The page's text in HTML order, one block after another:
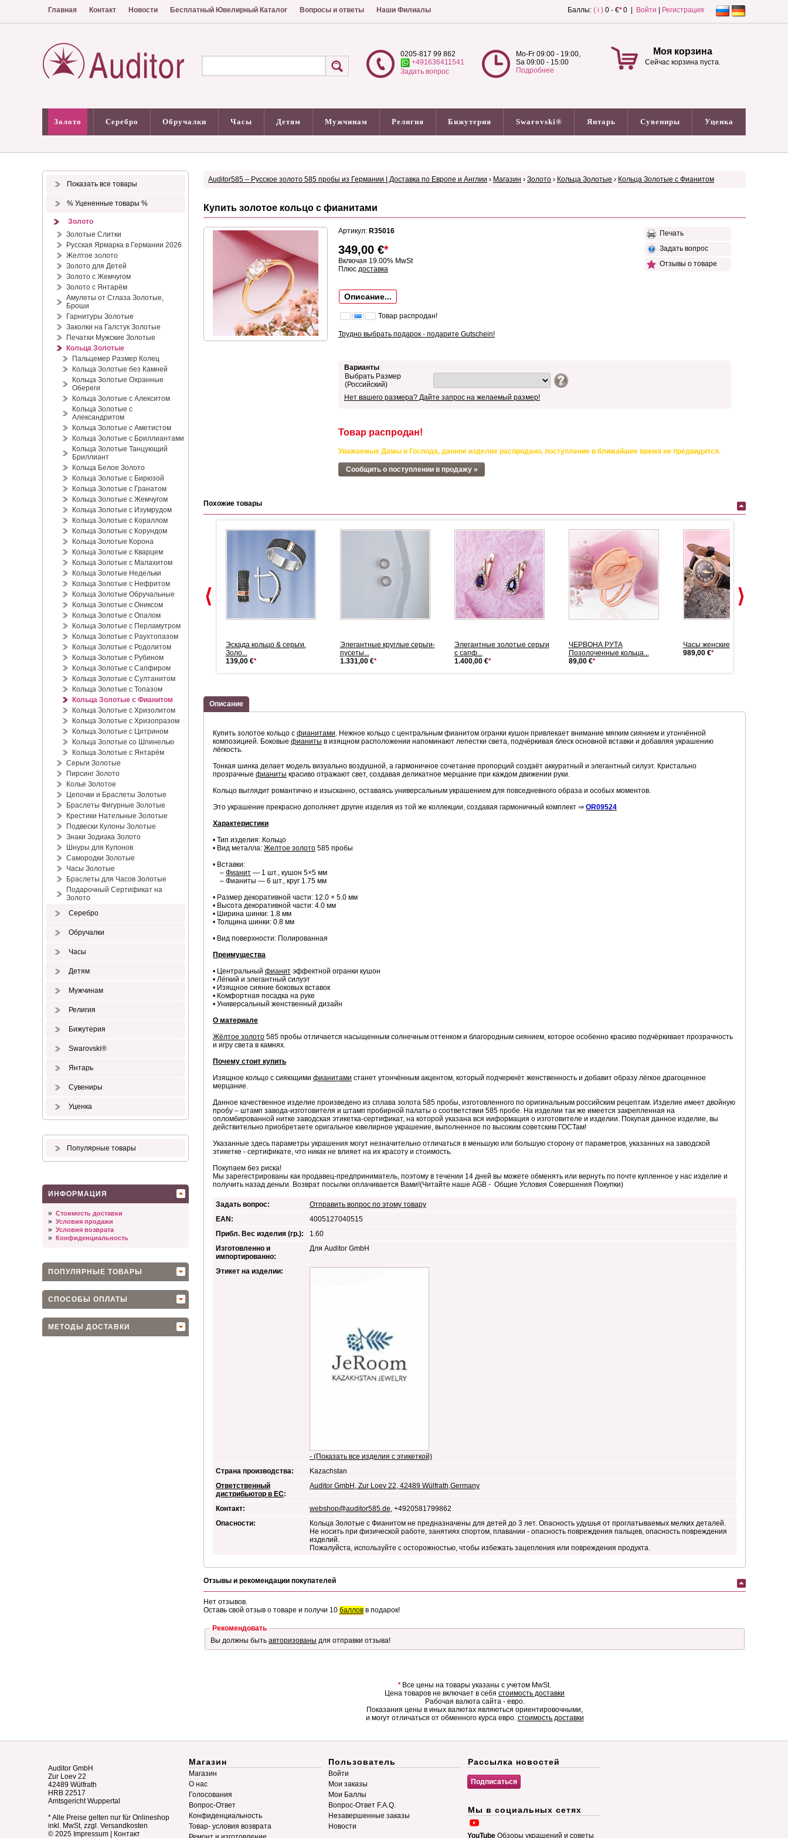
Главная Контакт Новости Бесплатный Ювелирный Каталог Вопросы и ответы Наши Филиалы Баллы: ( i ) 0 - €*0 | Войти Регистрация
0205-817 99 862
+491636411541
Задать вопрос
Mo-Fr 09:00 - 19:00,
Sa 09:00 - 15:00
Подробнее
Моя корзина
Сейчас корзина пуста.
Золото Серебро Обручалки Часы Детям Мужчинам Религия Бижутерия Swarovski® Янтарь Сувениры Уценка
Показать все товары
% Уцененные товары %
Золото
Золотые Слитки
Русская Ярмарка в Германии 2026
Желтое золото
Золото для Детей
Золото с Жемчугом
Золото с Янтарём
Амулеты от Сглаза Золотые,
Броши
Гарнитуры Золотые
Заколки на Галстук Золотые
Печатки Мужские Золотые
Кольца Золотые
Пальцемер Размер Колец
Кольца Золотые без Камней
Кольца Золотые Охранные
Обереги
Кольца Золотые с Алекситом
Кольца Золотые с
Александритом
Кольца Золотые с Аметистом
Кольца Золотые с Бриллиантами
Кольца Золотые Танцующий
Бриллиант
Кольца Белое Золото
Кольца Золотые с Бирюзой
Кольца Золотые с Гранатом
Кольца Золотые с Жемчугом
Кольца Золотые с Изумрудом
Кольца Золотые с Кораллом
Кольца Золотые с Корундом
Кольца Золотые Корона
Кольца Золотые с Кварцем
Кольца Золотые с Малахитом
Кольца Золотые Недельки
Кольца Золотые с Нефритом
Кольца Золотые Обручальные
Кольца Золотые с Ониксом
Кольца Золотые с Опалом
Кольца Золотые с Перламутром
Кольца Золотые с Раухтопазом
Кольца Золотые с Родолитом
Кольца Золотые с Рубином
Кольца Золотые с Сапфиром
Кольца Золотые с Султанитом
Кольца Золотые с Топазом
Кольца Золотые с Фианитом
Кольца Золотые с Хризолитом
Кольца Золотые с Хризопразом
Кольца Золотые с Цитрином
Кольца Золотые со Шпинелью
Кольца Золотые с Янтарём
Серьги Золотые
Пирсинг Золото
Колье Золотое
Цепочки и Браслеты Золотые
Браслеты Фигурные Золотые
Крестики Нательные Золотые
Подвески Кулоны Золотые
Знаки Зодиака Золото
Шнуры для Кулонов
Самородки Золотые
Часы Золотые
Браслеты для Часов Золотые
Подарочный Сертификат на
Золото
Серебро
Обручалки
Часы
Детям
Мужчинам
Религия
Бижутерия
Swarovski®
Янтарь
Сувениры
Уценка
Популярные товары
ИНФОРМАЦИЯ
» Стоимость доставки
» Условия продажи
» Условия возврата
» Конфиденциальность
ПОПУЛЯРНЫЕ ТОВАРЫ
СПОСОБЫ ОПЛАТЫ
МЕТОДЫ ДОСТАВКИ
Auditor585 – Русское золото 585 пробы из Германии | Доставка по Европе и Англии › Магазин › Золото › Кольца Золотые › Кольца Золотые с Фианитом
Купить золотое кольцо с фианитами
Артикул: R35016
349,00 €*
Включая 19.00% MwSt
Плюс доставка
Описание...
Товар распродан!
Трудно выбрать подарок - подарите Gutschein!
Печать
Задать вопрос
Отзывы о товаре
Варианты
Выбрать Размер
(Российский)
Нет вашего размера? Дайте запрос на желаемый размер!
Товар распродан!
Уважаемые Дамы и Господа, данное изделие распродано, поступление в ближайшее время не предвидится.
Сообщить о поступлении в продажу »
Похожие товары
из красного золота
Цепочка из красного золота
1.138,00 €*
Эскада кольцо & серьги.
Золо...
139,00 €*
Элегантные круглые серьги-
пусеты...
1.331,00 €*
Элегантные золотые серьги
с сапф...
1.400,00 €*
ЧЕРВОНА РУТА
Позолоченные кольца...
89,00 €*
Часы женские золотые
989,00 €*
Описание
Купить золотое кольцо с фианитами. Нежное кольцо с центральным фианитом огранки кушон привлекает внимание мягким сиянием и утончённой
композицией. Боковые фианиты в изящном расположении напоминают лепестки света, подчёркивая блеск основной вставки и добавляя украшению
лёгкость.
Тонкая шинка делает модель визуально воздушной, а гармоничное сочетание пропорций создаёт аккуратный и элегантный силуэт. Кристально
прозрачные фианиты красиво отражают свет, создавая деликатное мерцание при каждом движении руки.
Кольцо выглядит романтично и изысканно, оставаясь универсальным украшением для повседневного образа и особых моментов.
Это украшение прекрасно дополняет другие изделия из той же коллекции, создавая гармоничный комплект ⇒ OR09524
Характеристики
• Тип изделия: Кольцо
• Вид металла: Желтое золото 585 пробы
• Вставки:
– Фианит — 1 шт., кушон 5×5 мм
– Фианиты — 6 шт., круг 1.75 мм
• Размер декоративной части: 12.0 × 5.0 мм
• Высота декоративной части: 4.0 мм
• Ширина шинки: 1.8 мм
• Толщина шинки: 0.8 мм
• Вид поверхности: Полированная
Преимущества
• Центральный фианит эффектной огранки кушон
• Лёгкий и элегантный силуэт
• Изящное сияние боковых вставок
• Комфортная посадка на руке
• Универсальный женственный дизайн
О материале
Жёлтое золото 585 пробы отличается насыщенным солнечным оттенком и благородным сиянием, которое особенно красиво подчёркивает прозрачность
и игру света в камнях.
Почему стоит купить
Изящное кольцо с сияющими фианитами станет утончённым акцентом, который подчеркнёт женственность и добавит образу лёгкое драгоценное
мерцание.
Данное качественное изделие произведено из сплава золота 585 пробы, изготовленного по оригинальным российским рецептам. Изделие имеет двойную
пробу – штамп завода-изготовителя и штамп пробирной палаты о соответствии 585 пробе. На изделии так же имеется закрепленная на
опломбированной нитке заводская этикетка-сертификат, на которой указана вся ииформация о изготовителе и изделии. Покупая данное изделие, вы
действительно приобретаете оригальное ювелирное украшение, выполненное по высоким советским ГОСТам!
Указанные здесь параметры украшения могут незначительно отличаться в меньшую или большую сторону от параметров, указанных на заводской
этикетке - сертификате, что никак не влияет на их красоту и стоимость.
Покупаем без риска!
Мы зарегестрированы как продавец-предприниматель, поэтому в течении 14 дней вы можете обменять или вернуть по почте купленное у нас изделие и
получить назад деньги. Возврат посылки оплачивается Вами!(Читайте наше AGB - Общие Условия Совершения Покупки)
Задать вопрос:
Отправить вопрос по этому товару
EAN:
4005127040515
Прибл. Вес изделия (гр.):
1.60
Изготовленно и
импортированно:
Для Auditor GmbH
Этикет на изделии:
- (Показать все изделия с этикеткой)
Страна производства:
Kazachstan
Ответственный
дистрибьютор в ЕС:
Auditor GmbH, Zur Loev 22, 42489 Wülfrath,Germany
Контакт: webshop@auditor585.de, +4920581799862
Опасности:
Кольца Золотые с Фианитом не предназначены для детей до 3 лет. Опасность удушья от проглатываемых мелких деталей.
Не носить при физической работе, занятиях спортом, плавании - опасность повреждения пальцев, опасность повреждения
изделий.
Пожалуйста, используйте с осторожностью, чтобы избежать зацепления или повреждения продукта.
Отзывы и рекомендации покупателей
Нет отзывов.
Оставь свой отзыв о товаре и получи 10 баллов в подарок!
Рекомендовать
Вы должны быть авторизованы для отправки отзыва!
*Все цены на товары указаны с учетом MwSt.
Цена товаров не включает в себя стоимость доставки
Рабочая валюта сайта - евро.
Показания цены в иных валютах являються ориентировочными,
и могут отличаться от обменного курса евро. стоимость доставки
Auditor GmbH
Zur Loev 22
42489 Wülfrath
HRB 22517
Amtsgericht Wuppertal
* Alle Preise gelten nur für Onlineshop
inkl. MwSt, zzgl. Versandkosten
© 2025 Impressum | Контакт
Магазин
Магазин
О нас
Голосования
Вопрос-Ответ
Конфиденциальность
Товар- условия возврата
Пользователь
Войти
Мои заказы
Мои Баллы
Вопрос-Ответ F.A.Q.
Незавершенные заказы
Новости
Рассылка новостей
Мы в социальных сетях
YouTube Обзоры украшений и советы